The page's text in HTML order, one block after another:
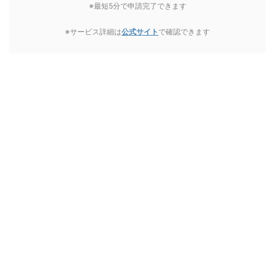
※最短5分で申請完了できます
※サービス詳細は公式サイト で確認できます